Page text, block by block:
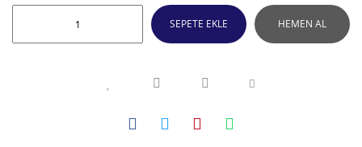
SEPETE EKLE HEMEN AL